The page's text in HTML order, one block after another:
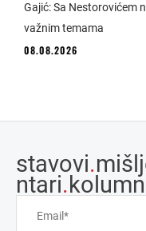
Gajić: Sa Nestorovićem
važnim temama
08.08.2026
stavovi.
ntari.